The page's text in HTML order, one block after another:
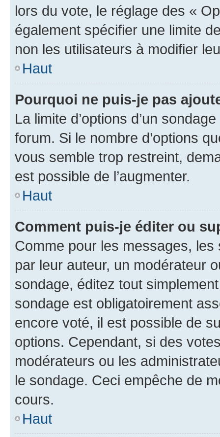
lors du vote, le réglage des «
également spécifier une limite
non les utilisateurs à modifier
Haut
Pourquoi ne puis-je pas
La limite d’options d’un
forum. Si le nombre d’options
vous semble trop restreint,
est possible de l’augmenter.
Haut
Comment puis-je éditer ou
Comme pour les messages,
par leur auteur, un modérateur
sondage, éditez tout
sondage est obligatoirement
encore voté, il est possible de
options. Cependant, si des
modérateurs ou les
le sondage. Ceci empêche de
cours.
Haut